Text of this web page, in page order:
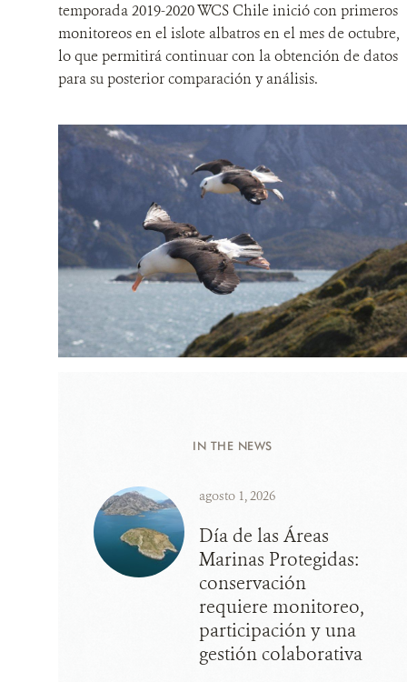
temporada 2019-2020 WCS Chile inició con primeros
monitoreos en el islote albatros en el mes de octubre,
lo que permitirá continuar con la obtención de datos
para su posterior comparación y análisis.
IN THE NEWS
agosto 1, 2026
Día de las Áreas
Marinas Protegidas:
conservación
requiere monitoreo,
participación y una
gestión colaborativa